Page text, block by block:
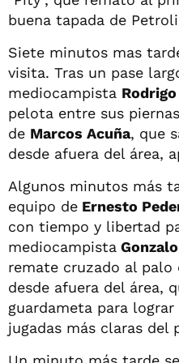
buena tapada de
Siete minutos mas
visita. Tras un pase
mediocampista
pelota entre sus
de Marcos Acuña, que
desde afuera del área,
Algunos minutos más
equipo de Ernesto
con tiempo y libertad
mediocampista
remate cruzado al palo
desde afuera del área,
guardameta para
jugadas más claras del